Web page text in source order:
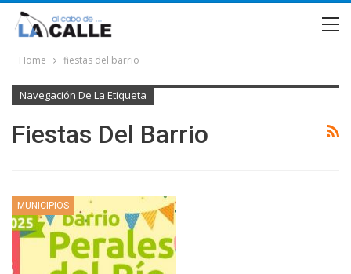
Home fiestas del barrio
Navegación De La Etiqueta
Fiestas Del Barrio
MUNICIPIOS